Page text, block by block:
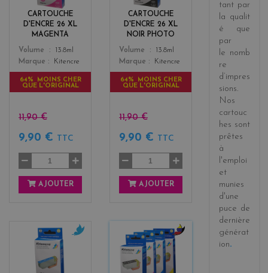
CARTOUCHE
D'ENCRE 26 XL
MAGENTA
Color
n
t
Volume
13.8ml
Marque
Kitencre
64% MOINS CHER
QUE L'ORIGINAL
11,90 €
9,90 € TTC
AJOUTER
CARTOUCHE
D'ENCRE 26 XL
NOIR PHOTO
Color
k
Volume
13.8ml
Marque
Kitencre
64% MOINS CHER
QUE L'ORIGINAL
11,90 €
9,90 € TTC
AJOUTER
b
a
tant par
la qualit
é que
par
le nomb
re
d’impres
sions.
Nos
cartouc
hes sont
prêtes
à
l'emploi
et
munies
d'une
puce de
dernière
générat
ion.